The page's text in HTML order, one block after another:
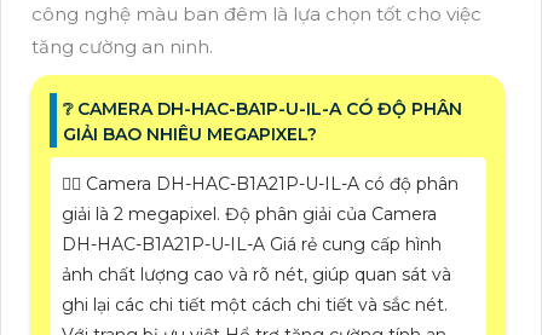
công nghệ màu ban đêm là lựa chọn tốt cho việc
tăng cường an ninh.
❔ CAMERA DH-HAC-BA1P-U-IL-A CÓ ĐỘ PHÂN
GIẢI BAO NHIÊU MEGAPIXEL?
🙆‍♀️ Camera DH-HAC-B1A21P-U-IL-A có độ phân
giải là 2 megapixel. Độ phân giải của Camera
DH-HAC-B1A21P-U-IL-A Giá rẻ cung cấp hình
ảnh chất lượng cao và rõ nét, giúp quan sát và
ghi lại các chi tiết một cách chi tiết và sắc nét.